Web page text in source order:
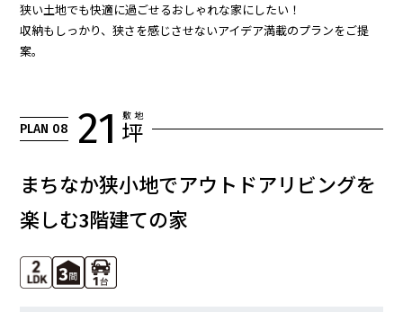
狭い土地でも快適に過ごせるおしゃれな家にしたい！
収納もしっかり、狭さを感じさせないアイデア満載のプランをご提
案。
PLAN 08 21 敷 地
坪
まちなか狭小地でアウトドアリビングを
楽しむ3階建ての家